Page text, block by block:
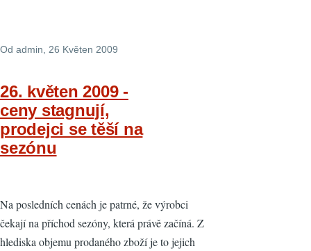
Od admin, 26 Květen 2009
26. květen 2009 -
ceny stagnují,
prodejci se těší na
sezónu
Na posledních cenách je patrné, že výrobci
čekají na příchod sezóny, která právě začíná. Z
hlediska objemu prodaného zboží je to jejich